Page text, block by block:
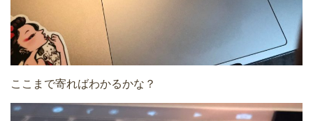
ここまで寄ればわかるかな？